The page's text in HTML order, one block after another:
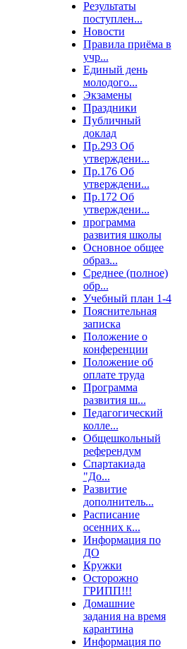
Результаты
поступлен...
Новости
Правила приёма в
учр...
Единый день
молодого...
Экзамены
Праздники
Публичный
доклад
Пр.293 Об
утверждени...
Пр.176 Об
утверждени...
Пр.172 Об
утверждени...
программа
развития школы
Основное общее
образ...
Среднее (полное)
обр...
Учебный план 1-4
Пояснительная
записка
Положение о
конференции
Положение об
оплате труда
Программа
развития ш...
Педагогический
колле...
Общешкольный
референдум
Спартакиада
"До...
Развитие
дополнитель...
Расписание
осенних к...
Информация по
ДО
Кружки
Осторожно
ГРИПП!!!
Домашние
задания на время
карантина
Информация по